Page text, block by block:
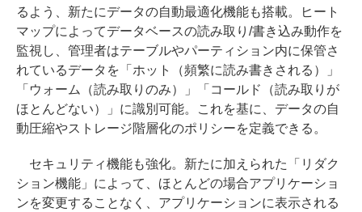
るよう、新たにデータの自動最適化機能も搭載。ヒート
マップによってデータベースの読み取り/書き込み動作を
監視し、管理者はテーブルやパーティション内に保管さ
れているデータを「ホット（頻繁に読み書きされる）」
「ウォーム（読み取りのみ）」「コールド（読み取りが
ほとんどない）」に識別可能。これを基に、データの自
動圧縮やストレージ階層化のポリシーを定義できる。
セキュリティ機能も強化。新たに加えられた「リダク
ション機能」によって、ほとんどの場合アプリケーショ
ンを変更することなく、アプリケーションに表示される